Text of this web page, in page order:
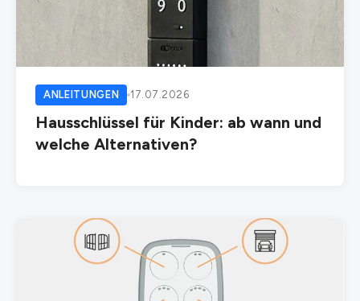
ANLEITUNGEN 17.07.2026
Hausschlüssel für Kinder: ab wann und
welche Alternativen?